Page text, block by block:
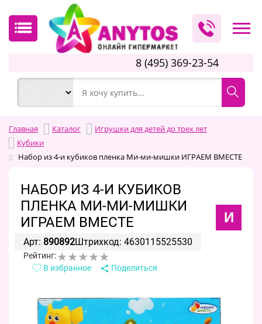
8 (495) 369-23-54
Главная Каталог
Игрушки для детей до трех лет
Кубики
Набор из 4-и кубиков пленка Ми-ми-мишки ИГРАЕМ ВМЕСТЕ
НАБОР ИЗ 4-И КУБИКОВ
ПЛЕНКА МИ-МИ-МИШКИ
ИГРАЕМ ВМЕСТЕ
И
Арт: 890892Штрихкод: 4630115525530
Рейтинг:
В избранное
Поделиться